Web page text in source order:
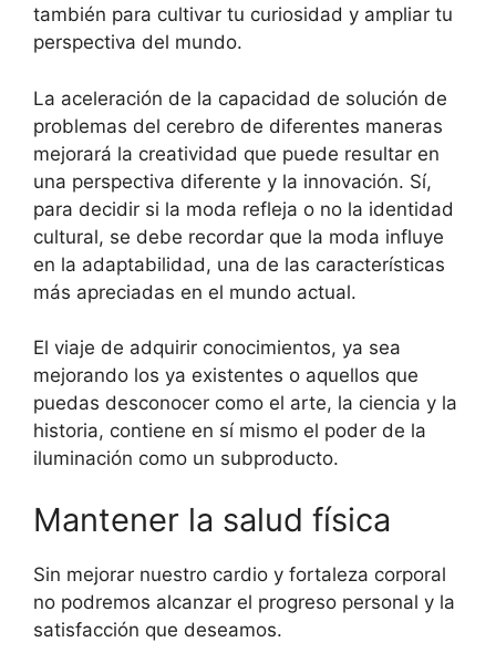
también para cultivar tu curiosidad y ampliar tu
perspectiva del mundo.
La aceleración de la capacidad de solución de
problemas del cerebro de diferentes maneras
mejorará la creatividad que puede resultar en
una perspectiva diferente y la innovación. Sí,
para decidir si la moda refleja o no la identidad
cultural, se debe recordar que la moda influye
en la adaptabilidad, una de las características
más apreciadas en el mundo actual.
El viaje de adquirir conocimientos, ya sea
mejorando los ya existentes o aquellos que
puedas desconocer como el arte, la ciencia y la
historia, contiene en sí mismo el poder de la
iluminación como un subproducto.
Mantener la salud física
Sin mejorar nuestro cardio y fortaleza corporal
no podremos alcanzar el progreso personal y la
satisfacción que deseamos.